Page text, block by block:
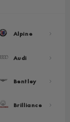
Alpine
Audi
Bentley
Brilliance